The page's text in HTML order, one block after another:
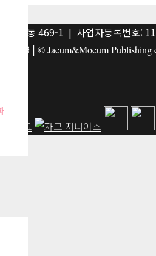
서패동 469-1 | 사업자등록번호:
8459 | © Jaeum&Moeum Publishing